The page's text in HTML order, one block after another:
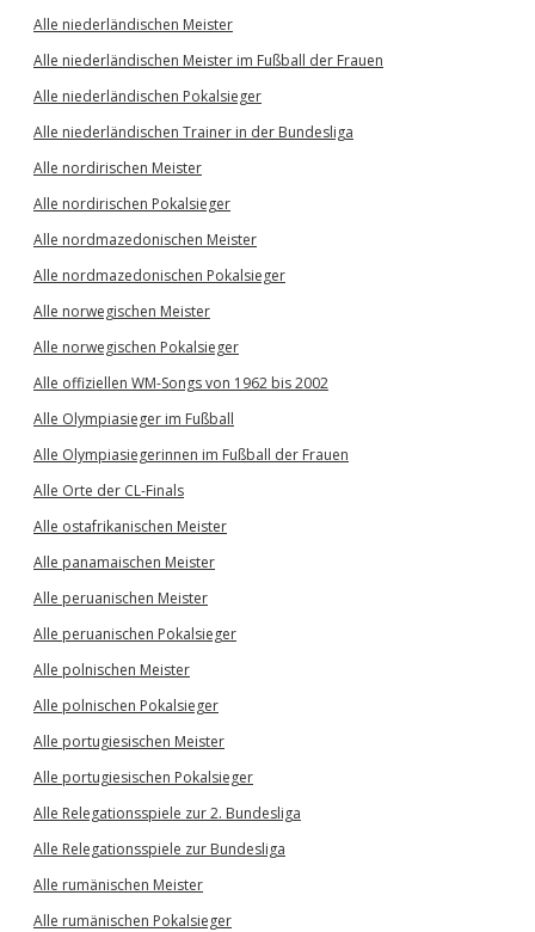
Alle niederländischen Meister
Alle niederländischen Meister im Fußball der Frauen
Alle niederländischen Pokalsieger
Alle niederländischen Trainer in der Bundesliga
Alle nordirischen Meister
Alle nordirischen Pokalsieger
Alle nordmazedonischen Meister
Alle nordmazedonischen Pokalsieger
Alle norwegischen Meister
Alle norwegischen Pokalsieger
Alle offiziellen WM-Songs von 1962 bis 2002
Alle Olympiasieger im Fußball
Alle Olympiasiegerinnen im Fußball der Frauen
Alle Orte der CL-Finals
Alle ostafrikanischen Meister
Alle panamaischen Meister
Alle peruanischen Meister
Alle peruanischen Pokalsieger
Alle polnischen Meister
Alle polnischen Pokalsieger
Alle portugiesischen Meister
Alle portugiesischen Pokalsieger
Alle Relegationsspiele zur 2. Bundesliga
Alle Relegationsspiele zur Bundesliga
Alle rumänischen Meister
Alle rumänischen Pokalsieger